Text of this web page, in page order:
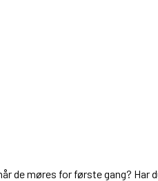
de møres for første gang?